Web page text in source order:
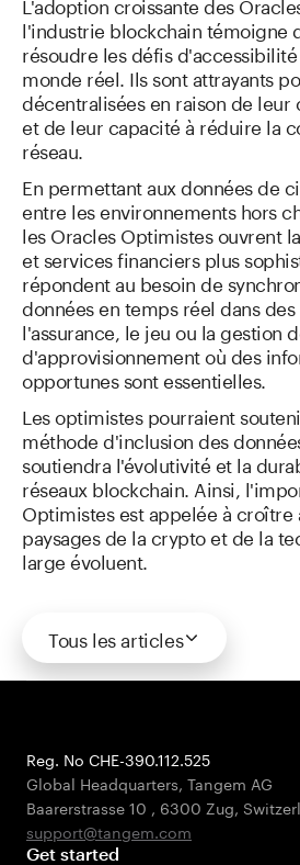
l'industrie blockchain témoigne
résoudre les défis
monde réel. Ils sont attrayants
décentralisées en raison de
et de leur capacité à réduire la
réseau.
En permettant aux données de
entre les environnements hors
les Oracles Optimistes ouvrent
et services financiers plus
répondent au besoin de
données en temps réel dans
l'assurance, le jeu ou la gestion
d'approvisionnement où des
opportunes sont essentielles.
Les optimistes pourraient
méthode d'inclusion des
soutiendra l'évolutivité et la
réseaux blockchain. Ainsi,
Optimistes est appelée à croître
paysages de la crypto et de la
large évoluent.
Tous les articles
Reg. No CHE-390.112.525
Global Headquarters, Tangem AG
Baarerstrasse 10 , 6300 Zug,
support@tangem.com
Get started